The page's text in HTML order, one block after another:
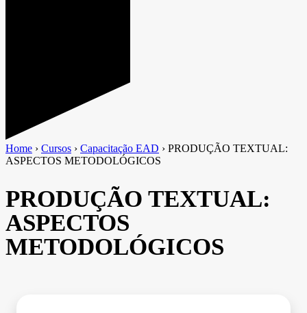
Home › Cursos › Capacitação EAD › PRODUÇÃO TEXTUAL:
ASPECTOS METODOLÓGICOS
PRODUÇÃO TEXTUAL:
ASPECTOS
METODOLÓGICOS